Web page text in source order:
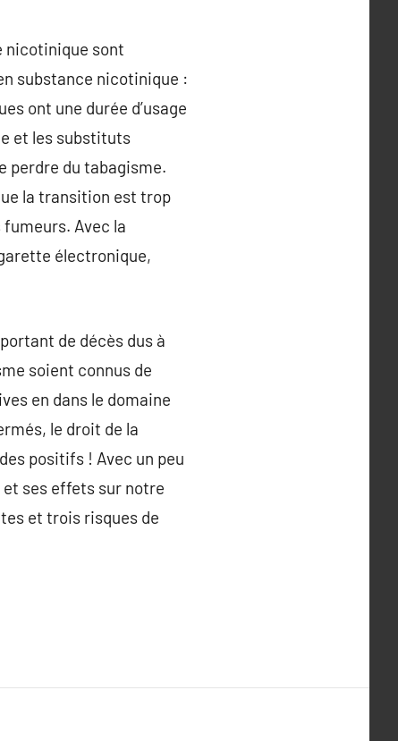
nicotinique sont
substance nicotinique :
ont une durée d’usage
et les substituts
perdre du tabagisme.
la transition est trop
Avec la
électronique,
de décès dus à
soient connus de
en dans le domaine
le droit de la
positifs ! Avec un peu
et ses effets sur notre
et trois risques de